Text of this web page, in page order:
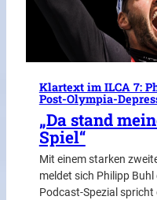
Klartext im ILCA 7:
Post-Olympia-
„Da stand
Spiel“
Mit einem starken
meldet sich Philipp
Podcast-Spezial